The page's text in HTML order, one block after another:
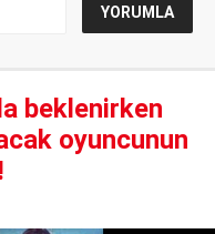
beklenirken
oyuncunun